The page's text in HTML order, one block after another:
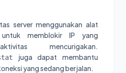
server menggunakan alat
untuk memblokir IP yang
mencurigakan.
juga dapat membantu
yang sedang berjalan.